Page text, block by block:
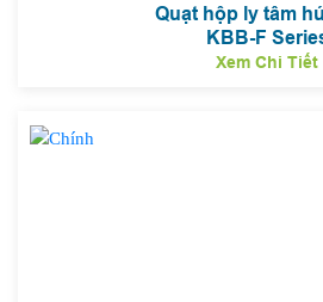
Quạt hộp ly tâm
KBB-F
Xem Chi Tiết